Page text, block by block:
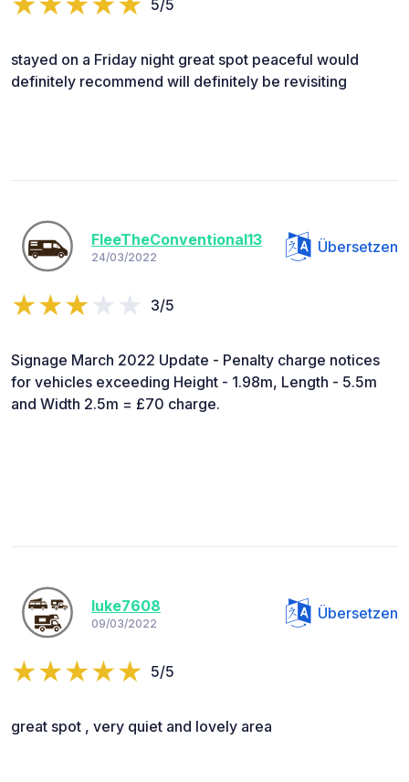
5/5
stayed on a Friday night great spot peaceful would
definitely recommend will definitely be revisiting
FleeTheConventional13
24/03/2022
Übersetzen
3/5
Signage March 2022 Update - Penalty charge notices
for vehicles exceeding Height - 1.98m, Length - 5.5m
and Width 2.5m = £70 charge.
luke7608
09/03/2022
Übersetzen
5/5
great spot , very quiet and lovely area